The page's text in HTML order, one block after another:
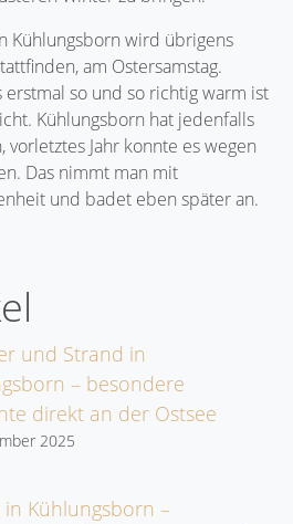
Kühlungsborn wird übrigens
am Ostersamstag.
so und so richtig warm ist
Kühlungsborn hat jedenfalls
Jahr konnte es wegen
Das nimmt man mit
und badet eben später an.
und Strand in
– besondere
direkt an der Ostsee
2025
in Kühlungsborn –